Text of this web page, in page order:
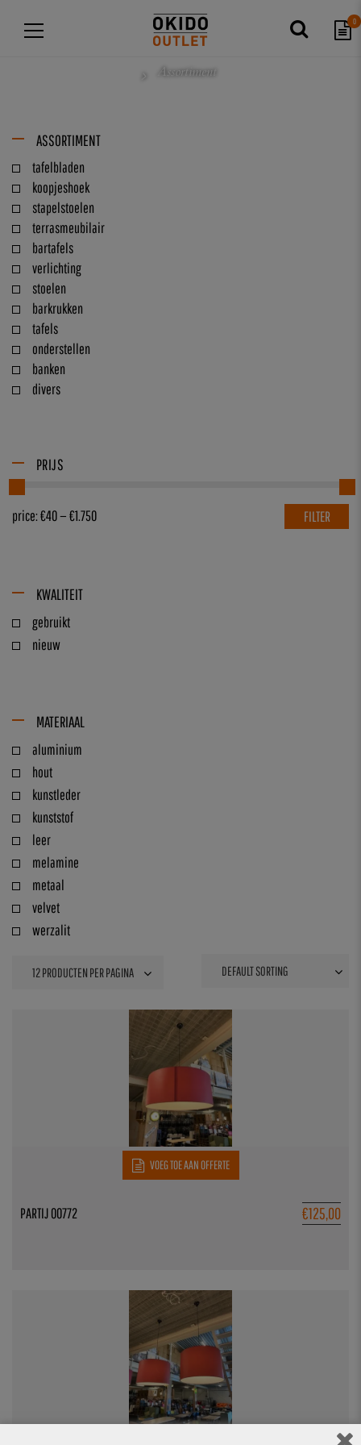
0
Assortiment
ASSORTIMENT
tafelbladen
koopjeshoek
stapelstoelen
terrasmeubilair
bartafels
verlichting
stoelen
barkrukken
tafels
onderstellen
banken
divers
PRIJS
FILTER
price:€40—€1.750
KWALITEIT
gebruikt
nieuw
MATERIAAL
aluminium
hout
kunstleder
kunststof
leer
melamine
metaal
velvet
werzalit
VOEG TOE AAN OFFERTE
€125,00
PARTIJ 00772